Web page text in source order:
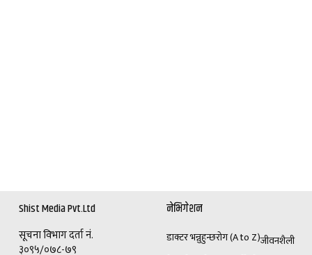
Shist Media Pvt.Ltd
सूचना विभाग दर्ता नं.
३०९५/०७८-७९
नेभिगेशन
डाक्टर भन्नुहुन्छरोग (A to Z)जीवनशैली